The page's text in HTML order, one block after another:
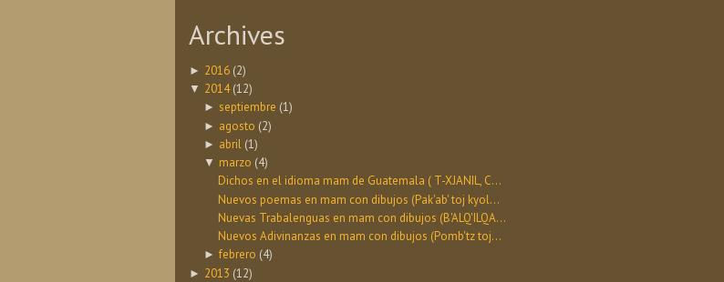
Archives
► 2016 (2)
▼ 2014 (12)
► septiembre (1)
► agosto (2)
► abril (1)
▼ marzo (4)
Dichos en el idioma mam de Guatemala ( T-XJANIL, C...
Nuevos poemas en mam con dibujos (Pak'ab' toj kyol...
Nuevas Trabalenguas en mam con dibujos (B'ALQ'ILQA...
Nuevos Adivinanzas en mam con dibujos (Pomb'tz toj...
► febrero (4)
► 2013 (12)